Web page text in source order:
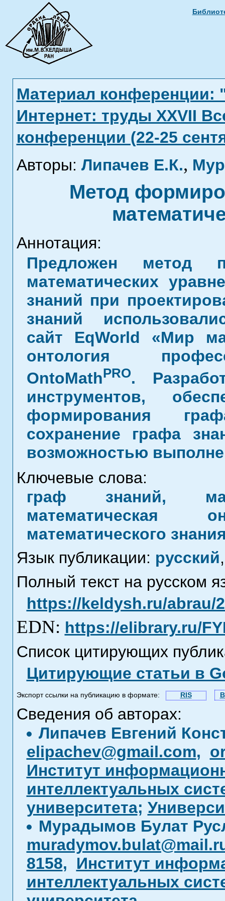
Материал конференции:
Интернет: труды XXVII
конференции (22-25
Авторы: Липачев Е.К.,
Метод
Аннотация:
Предложен метод
математических
знаний при
знаний
сайт EqWorld «Мир
онтология
OntoMathPRO.
инструментов,
формирования
сохранение графа
возможностью
Ключевые слова:
граф знаний,
математическая
математического
Язык публикации: русский,
Полный текст на русском
https://keldysh.ru/abrau/
EDN: https://elibrary.ru/
Список цитирующих
Цитирующие статьи в
Экспорт ссылки на публикацию в формате: RIS
Сведения об авторах:
Липачев Евгений
elipachev@gmail.com,
Институт
интеллектуальных
университета;
Мурадымов Булат
8158, Институт
интеллектуальных